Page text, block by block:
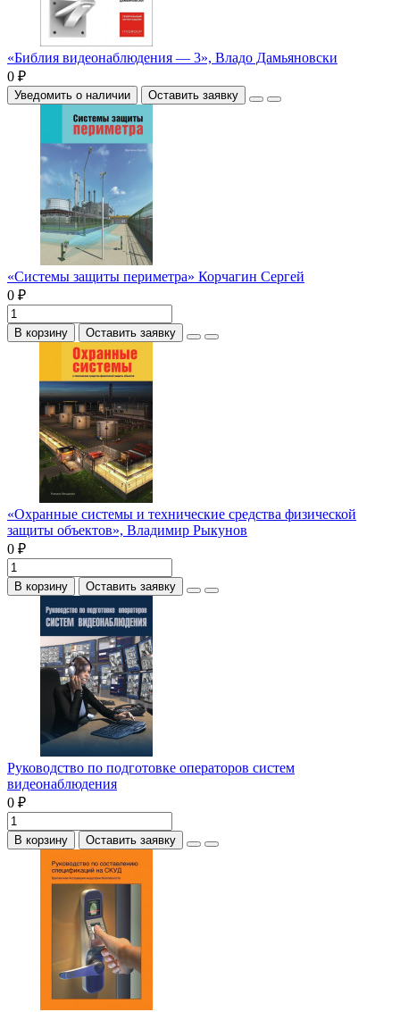
«Библия видеонаблюдения — 3», Владо Дамьяновски
0 ₽
Уведомить о наличии Оставить заявку
«Системы защиты периметра» Корчагин Сергей
0 ₽
В корзину Оставить заявку
«Охранные системы и технические средства физической
защиты объектов», Владимир Рыкунов
0 ₽
В корзину Оставить заявку
Руководство по подготовке операторов систем
видеонаблюдения
0 ₽
В корзину Оставить заявку